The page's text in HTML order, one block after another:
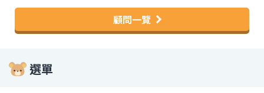
顧問一覽
選單